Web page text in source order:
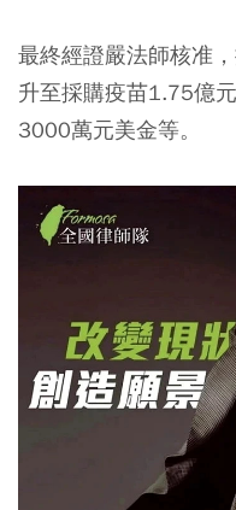
最終經證嚴法師核准
升至採購疫苗1.75億
3000萬元美金等。